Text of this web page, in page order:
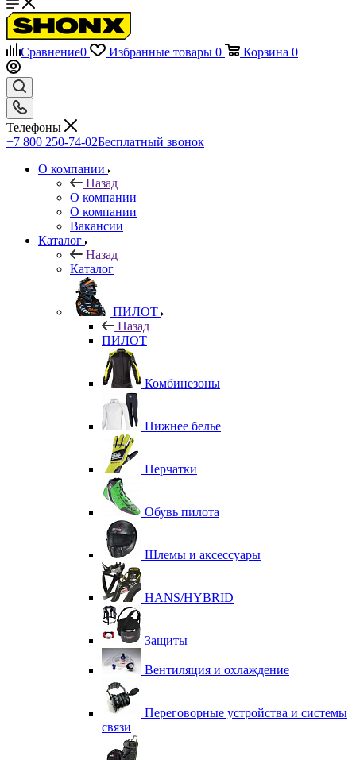
Сравнение0 Избранные товары 0 Корзина 0
Телефоны
+7 800 250-74-02Бесплатный звонок
О компании
Назад
О компании
О компании
Вакансии
Каталог
Назад
Каталог
ПИЛОТ
Назад
ПИЛОТ
Комбинезоны
Нижнее белье
Перчатки
Обувь пилота
Шлемы и аксессуары
HANS/HYBRID
Защиты
Вентиляция и охлаждение
Переговорные устройства и системы
связи